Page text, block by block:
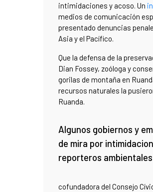
intimidaciones y acoso. Un
medios de comunicación
presentado denuncias
Asia y el Pacífico.
Que la defensa de la
Dian Fossey, zoóloga y
gorilas de montaña en
recursos naturales la
Ruanda.
Algunos gobiernos y
de mira por
reporteros ambientales
cofundadora del Consejo